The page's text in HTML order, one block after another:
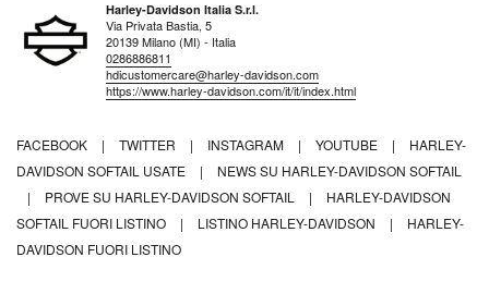
Harley-Davidson Italia S.r.l.
Via Privata Bastia, 5
20139 Milano (MI) - Italia
0286886811
hdicustomercare@harley-davidson.com
https://www.harley-davidson.com/it/it/index.html
FACEBOOK | TWITTER | INSTAGRAM | YOUTUBE |
HARLEY-
DAVIDSON SOFTAIL USATE
|
NEWS SU HARLEY-DAVIDSON SOFTAIL
|
PROVE SU HARLEY-DAVIDSON SOFTAIL |
HARLEY-DAVIDSON
SOFTAIL FUORI LISTINO
| LISTINO HARLEY-DAVIDSON |
HARLEY-
DAVIDSON FUORI LISTINO